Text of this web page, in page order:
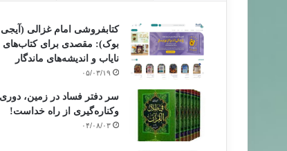
کتابفروشی امام غزالی (آیجی
بوک): مقصدی برای کتاب‌های
نایاب و اندیشه‌های ماندگار
۰۵/۰۳/۱۹
سر دفتر فساد در زمین‌، دوری
وکناره‌گیری از راه خداست‌!
۰۴/۰۸/۰۳